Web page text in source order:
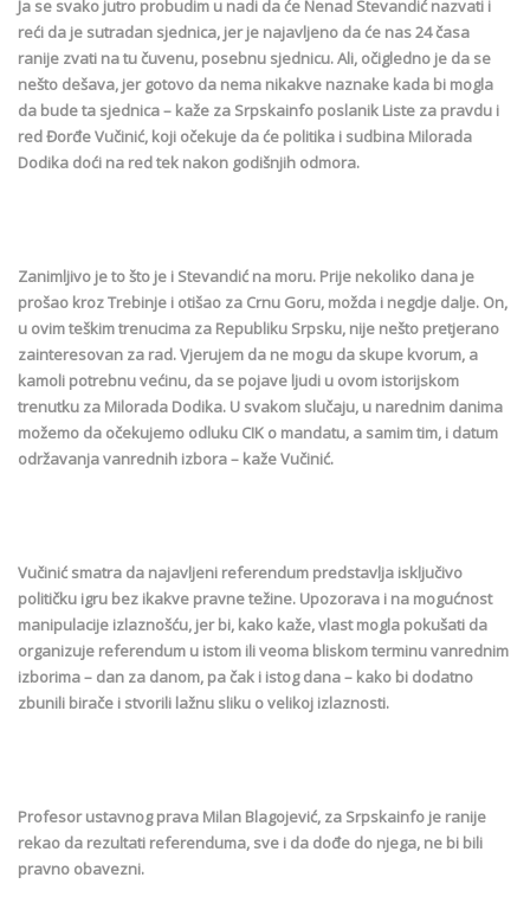
Ja se svako jutro probudim u nadi da će Nenad Stevandić nazvati i
reći da je sutradan sjednica, jer je najavljeno da će nas 24 časa
ranije zvati na tu čuvenu, posebnu sjednicu. Ali, očigledno je da se
nešto dešava, jer gotovo da nema nikakve naznake kada bi mogla
da bude ta sjednica – kaže za Srpskainfo poslanik Liste za pravdu i
red Đorđe Vučinić, koji očekuje da će politika i sudbina Milorada
Dodika doći na red tek nakon godišnjih odmora.
Zanimljivo je to što je i Stevandić na moru. Prije nekoliko dana je
prošao kroz Trebinje i otišao za Crnu Goru, možda i negdje dalje. On,
u ovim teškim trenucima za Republiku Srpsku, nije nešto pretjerano
zainteresovan za rad. Vjerujem da ne mogu da skupe kvorum, a
kamoli potrebnu većinu, da se pojave ljudi u ovom istorijskom
trenutku za Milorada Dodika. U svakom slučaju, u narednim danima
možemo da očekujemo odluku CIK o mandatu, a samim tim, i datum
održavanja vanrednih izbora – kaže Vučinić.
Vučinić smatra da najavljeni referendum predstavlja isključivo
političku igru bez ikakve pravne težine. Upozorava i na mogućnost
manipulacije izlaznošću, jer bi, kako kaže, vlast mogla pokušati da
organizuje referendum u istom ili veoma bliskom terminu vanrednim
izborima – dan za danom, pa čak i istog dana – kako bi dodatno
zbunili birače i stvorili lažnu sliku o velikoj izlaznosti.
Profesor ustavnog prava Milan Blagojević, za Srpskainfo je ranije
rekao da rezultati referenduma, sve i da dođe do njega, ne bi bili
pravno obavezni.